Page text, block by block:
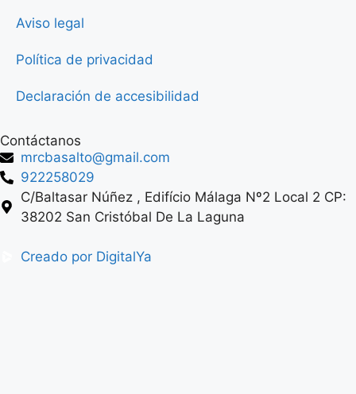
Aviso legal
Política de privacidad
Declaración de accesibilidad
Contáctanos
mrcbasalto@gmail.com
922258029
C/Baltasar Núñez , Edifício Málaga Nº2 Local 2 CP:
38202 San Cristóbal De La Laguna
Creado por DigitalYa